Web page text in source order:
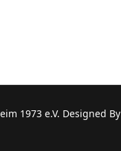
1973 e.V. Designed By